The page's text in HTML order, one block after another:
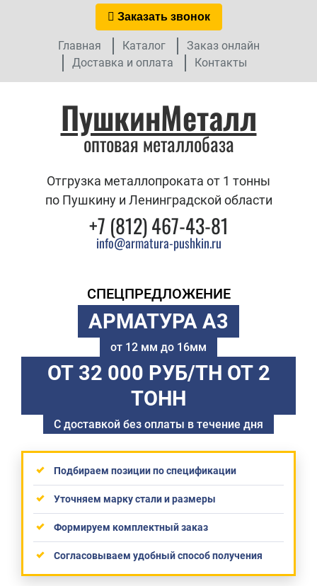
Заказать звонок
Главная Каталог
Заказ онлайн
Доставка и оплата
Контакты
ПушкинМеталл
оптовая металлобаза
Отгрузка металлопроката от 1 тонны
по Пушкину и Ленинградской области
+7 (812) 467-43-81
info@armatura-pushkin.ru
СПЕЦПРЕДЛОЖЕНИЕ
АРМАТУРА А3
от 12 мм до 16мм
ОТ 32 000 РУБ/ТН ОТ 2
ТОНН
С доставкой без оплаты в течение дня
Подбираем позиции по спецификации
Уточняем марку стали и размеры
Формируем комплектный заказ
Согласовываем удобный способ получения